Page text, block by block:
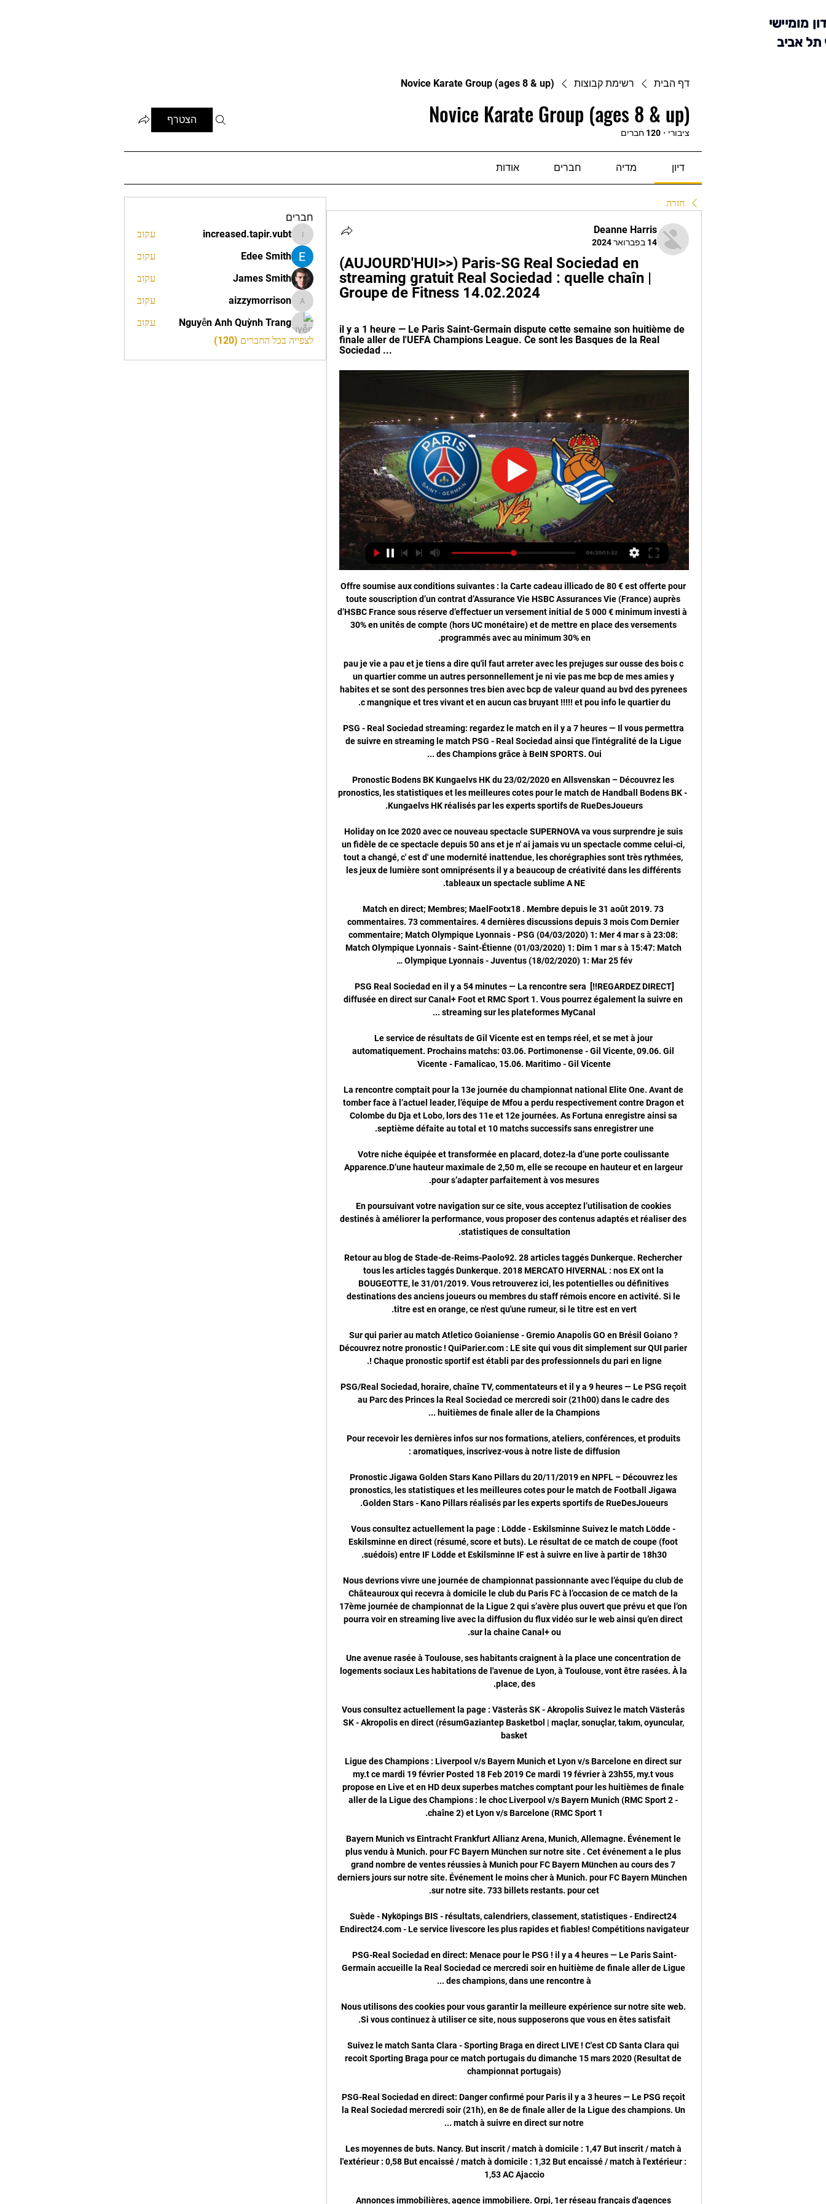
מומיישי
תל אביב
דף הבית רשימת קבוצות Novice Karate Group (ages 8 & up)
Novice Karate Group (ages 8 & up)
ציבורי · 120 חברים
הצטרף
דיון מדיה חברים אודות
חזרה
Deanne Harris
14 בפברואר 2024
(AUJOURD'HUI>>) Paris-SG Real Sociedad en
streaming gratuit Real Sociedad : quelle chaîn |
Groupe de Fitness 14.02.2024
il y a 1 heure — Le Paris Saint-Germain dispute cette semaine son huitième de
finale aller de l'UEFA Champions League. Ce sont les Basques de la Real
Sociedad ...
Offre soumise aux conditions suivantes : la Carte cadeau illicado de 80 € est offerte pour toute souscription d’un contrat d’Assurance Vie HSBC Assurances Vie (France) auprès d’HSBC France sous réserve d’effectuer un versement initial de 5 000 € minimum investi à 30% en unités de compte (hors UC monétaire) et de mettre en place des versements programmés avec au minimum 30% en.

pau je vie a pau et je tiens a dire qu'il faut arreter avec les prejuges sur ousse des bois c un quartier comme un autres personnellement je ni vie pas me bcp de mes amies y habites et se sont des personnes tres bien avec bcp de valeur quand au bvd des pyrenees c mangnique et tres vivant et en aucun cas bruyant !!!!! et pou info le quartier du.

PSG - Real Sociedad streaming: regardez le match en il y a 7 heures — Il vous permettra de suivre en streaming le match PSG - Real Sociedad ainsi que l'intégralité de la Ligue des Champions grâce à BeIN SPORTS. Oui ...

Pronostic Bodens BK Kungaelvs HK du 23/02/2020 en Allsvenskan – Découvrez les pronostics, les statistiques et les meilleures cotes pour le match de Handball Bodens BK - Kungaelvs HK réalisés par les experts sportifs de RueDesJoueurs.

Holiday on Ice 2020 avec ce nouveau spectacle SUPERNOVA va vous surprendre je suis un fidèle de ce spectacle depuis 50 ans et je n' ai jamais vu un spectacle comme celui-ci, tout a changé, c' est d' une modernité inattendue, les chorégraphies sont très rythmées, les jeux de lumière sont omniprésents il y a beaucoup de créativité dans les différents tableaux un spectacle sublime A NE.

Match en direct; Membres; MaelFootx18 . Membre depuis le 31 août 2019. 73 commentaires. 73 commentaires. 4 dernières discussions depuis 3 mois Com Dernier commentaire; Match Olympique Lyonnais - PSG (04/03/2020) 1: Mer 4 mar s à 23:08: Match Olympique Lyonnais - Saint-Étienne (01/03/2020) 1: Dim 1 mar s à 15:47: Match Olympique Lyonnais - Juventus (18/02/2020) 1: Mar 25 fév …

[REGARDEZ DIRECT!!] PSG Real Sociedad en il y a 54 minutes — La rencontre sera diffusée en direct sur Canal+ Foot et RMC Sport 1. Vous pourrez également la suivre en streaming sur les plateformes MyCanal ...

Le service de résultats de Gil Vicente est en temps réel, et se met à jour automatiquement. Prochains matchs: 03.06. Portimonense - Gil Vicente, 09.06. Gil Vicente - Famalicao, 15.06. Maritimo - Gil Vicente

La rencontre comptait pour la 13e journée du championnat national Elite One. Avant de tomber face à l’actuel leader, l’équipe de Mfou a perdu respectivement contre Dragon et Colombe du Dja et Lobo, lors des 11e et 12e journées. As Fortuna enregistre ainsi sa septième défaite au total et 10 matchs successifs sans enregistrer une.

Votre niche équipée et transformée en placard, dotez-la d’une porte coulissante Apparence.D’une hauteur maximale de 2,50 m, elle se recoupe en hauteur et en largeur pour s’adapter parfaitement à vos mesures.

En poursuivant votre navigation sur ce site, vous acceptez l’utilisation de cookies destinés à améliorer la performance, vous proposer des contenus adaptés et réaliser des statistiques de consultation.

Retour au blog de Stade-de-Reims-Paolo92. 28 articles taggés Dunkerque. Rechercher tous les articles taggés Dunkerque. 2018 MERCATO HIVERNAL : nos EX ont la BOUGEOTTE, le 31/01/2019. Vous retrouverez ici, les potentielles ou définitives destinations des anciens joueurs ou membres du staff rémois encore en activité. Si le titre est en orange, ce n'est qu'une rumeur, si le titre est en vert.

Sur qui parier au match Atletico Goianiense - Gremio Anapolis GO en Brésil Goiano ? Découvrez notre pronostic ! QuiParier.com : LE site qui vous dit simplement sur QUI parier ! Chaque pronostic sportif est établi par des professionnels du pari en ligne.

PSG/Real Sociedad, horaire, chaîne TV, commentateurs et il y a 9 heures — Le PSG reçoit au Parc des Princes la Real Sociedad ce mercredi soir (21h00) dans le cadre des huitièmes de finale aller de la Champions ...

Pour recevoir les dernières infos sur nos formations, ateliers, conférences, et produits aromatiques, inscrivez-vous à notre liste de diffusion :

Pronostic Jigawa Golden Stars Kano Pillars du 20/11/2019 en NPFL – Découvrez les pronostics, les statistiques et les meilleures cotes pour le match de Football Jigawa Golden Stars - Kano Pillars réalisés par les experts sportifs de RueDesJoueurs.

Vous consultez actuellement la page : Lödde - Eskilsminne Suivez le match Lödde - Eskilsminne en direct (résumé, score et buts). Le résultat de ce match de coupe (foot suédois) entre IF Lödde et Eskilsminne IF est à suivre en live à partir de 18h30.

Nous devrions vivre une journée de championnat passionnante avec l’équipe du club de Châteauroux qui recevra à domicile le club du Paris FC à l’occasion de ce match de la 17ème journée de championnat de la Ligue 2 qui s’avère plus ouvert que prévu et que l’on pourra voir en streaming live avec la diffusion du flux vidéo sur le web ainsi qu’en direct sur la chaine Canal+ ou.

Une avenue rasée à Toulouse, ses habitants craignent à la place une concentration de logements sociaux Les habitations de l'avenue de Lyon, à Toulouse, vont être rasées. À la place, des.

Vous consultez actuellement la page : Västerås SK - Akropolis Suivez le match Västerås SK - Akropolis en direct (résumGaziantep Basketbol | maçlar, sonuçlar, takım, oyuncular, basket

Ligue des Champions : Liverpool v/s Bayern Munich et Lyon v/s Barcelone en direct sur my.t ce mardi 19 février Posted 18 Feb 2019 Ce mardi 19 février à 23h55, my.t vous propose en Live et en HD deux superbes matches comptant pour les huitièmes de finale aller de la Ligue des Champions : le choc Liverpool v/s Bayern Munich (RMC Sport 2 - chaîne 2) et Lyon v/s Barcelone (RMC Sport 1.

Bayern Munich vs Eintracht Frankfurt Allianz Arena, Munich, Allemagne. Événement le plus vendu à Munich. pour FC Bayern München sur notre site . Cet événement a le plus grand nombre de ventes réussies à Munich pour FC Bayern München au cours des 7 derniers jours sur notre site. Événement le moins cher à Munich. pour FC Bayern München sur notre site. 733 billets restants. pour cet.

Suède - Nyköpings BIS - résultats, calendriers, classement, statistiques - Endirect24 Endirect24.com - Le service livescore les plus rapides et fiables! Compétitions navigateur

PSG-Real Sociedad en direct: Menace pour le PSG ! il y a 4 heures — Le Paris Saint-Germain accueille la Real Sociedad ce mercredi soir en huitième de finale aller de Ligue des champions, dans une rencontre à ...

Nous utilisons des cookies pour vous garantir la meilleure expérience sur notre site web. Si vous continuez à utiliser ce site, nous supposerons que vous en êtes satisfait.

Suivez le match Santa Clara - Sporting Braga en direct LIVE ! C'est CD Santa Clara qui recoit Sporting Braga pour ce match portugais du dimanche 15 mars 2020 (Resultat de championnat portugais)

PSG-Real Sociedad en direct: Danger confirmé pour Paris il y a 3 heures — Le PSG reçoit la Real Sociedad mercredi soir (21h), en 8e de finale aller de la Ligue des champions. Un match à suivre en direct sur notre ...

Les moyennes de buts. Nancy. But inscrit / match à domicile : 1,47 But inscrit / match à l'extérieur : 0,58 But encaissé / match à domicile : 1,32 But encaissé / match à l'extérieur : 1,53 AC Ajaccio

Annonces immobilières, agence immobiliere. Orpi, 1er réseau français d'agences immobilières propose ses annonces immobilières de location, vente, achat de maison, appartement, studio, garage,. Système alerte mail pour vos annonces.

1/8 retour, Bayern Munich – Chelsea (4-1): Lewandowski en grande forme, le Bayern en quarts. Football - Ligue des champions. Publié le 8 août 2020 à 20:08 Modifié le 8 août 2020 à 23:22

Real Sociedad : quelle chaîn | Groupe de Fitness il y a 2 heures — PSG Sociedad en streaming PSG - Real Sociedad : quelle chaîne et comment voir le 14 février 2024 il y a 13 heures — [SPORT!

[REGARDEZ DIRECT!!] PSG Real Sociedad en dire... il y a 18 minutes — PSG Real Sociedad en direct Streaming gratuit Tv 14. 02. 2024. Diffusion TV PSG Real Sociedad : découvrez sur quelle chaîne suivre le match.

Il y a dix ans, Paris et Leipzig étaient loin du gotha européen. Ils sont désormais opposés en demi-finale de Ligue des champions mardi (21h00), une affiche aux airs de “nouveau monde.

Pronostic Adelaide Olympic Adelaide United Youth du 14/03/2020 en Southern – Découvrez les pronostics, les statistiques, les compos et les meilleures cotes pour le match de Football Adelaide Olympic - Adelaide United Youth réalisés par les experts sportifs de …

Pour recevoir les dernières infos sur nos formations, ateliers, conférences, et produits aromatiques, inscrivez-vous à notre liste de diffusion :

Le CSA a publié un calendrier du déploiement du DAB+ en France. Depuis 2014, plusieurs radios sont disponibles en DAB+ à Paris, Marseille et Nice.

VOIR..MaTCH@!*PSG - Real Sociedad En Direct S... il y a 19 minutes — PSG Real Sociedad en direct Streaming gratuit Tv 14. 02. 2024. Le Paris Saint-Germain affronte la Real Sociedad en tant que titulaire.

Rugby Club Buxy (BUXY. patine, mobilier stages, Saint Marcel, Baboush, concept store, design, mode, mobilier, Chalon sur Saône, Leslie SAADA, architecture d'intérieur, relooking, home staging, patine meubles, 71 (ST MARCEL) Création de sites internet scolaire pour école collège lycée (CHATENOY LE ROYAL) Paella géante Menand Dept 71 21 39 et 69 Plats préparés sur place (TOUTENANT.

Autres prétendants à la promotion, Vaduz s'est imposé 4-1 à Winterthour, tandis que Grasshopper l'a emporté 4-0 face à Stade-Lausanne Ouchy. GC reste ainsi à 5 points de Lausanne. jfk

Meilleure affluence sur un match de Ligue 1 : 57 714, pour Marseille - Lyon lors de la saison 1998-1999. Meilleur buteur de l'histoire du club : Gunnar Andersson, 170 buts en championnat et 16 en coupe, il fut meilleur buteur du championnat de France 2 saisons consécutives, 1951-1952 et 1952-1953, et marqua le 1000e buts de l'histoire
חברים
increased.tapir.vubt
increased.tapir.vubt
עקוב
Edee Smith
עקוב
James Smith
עקוב
aizzymorrison
aizzymorrison
עקוב
Nguyễn Anh Quỳnh Trang
עקוב
לצפייה בכל החברים (120)